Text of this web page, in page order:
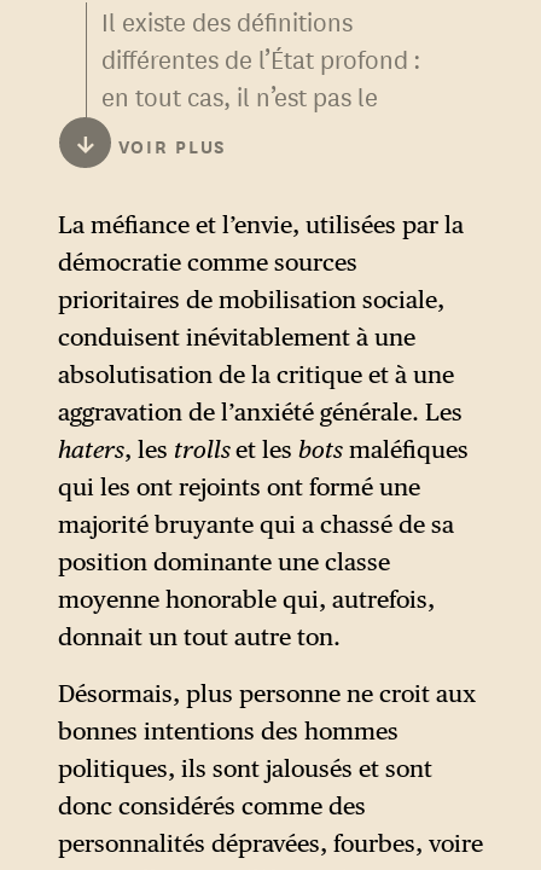
Il existe des définitions
différentes de l’État profond :
en tout cas, il n’est pas le
même en Turquie et aux États-
Unis. En Turquie, il s’agit
plutôt de vieilles structures
militaires, laïques, qui
s’opposent au régime de
Recep Erdogan (comme le
montre le putsch raté contre
son pouvoir islamique). Ni ces
cercles militaires, aujourd’hui
décimés, ni le régime
d’Erdogan ne peuvent être
qualifiés de démocratiques.
Aux États-Unis, il existe
certainement des structures
informelles qui exercent leur
influence sur le monde
politique, comme des
multinationales, par exemple.
Néanmoins, il y existe
également une presse libre et
↓ VOIR PLUS
La méfiance et l’envie, utilisées par la
démocratie comme sources
prioritaires de mobilisation sociale,
conduisent inévitablement à une
absolutisation de la critique et à une
aggravation de l’anxiété générale. Les
haters, les trollset les botsmaléfiques
qui les ont rejoints ont formé une
majorité bruyante qui a chassé de sa
position dominante une classe
moyenne honorable qui, autrefois,
donnait un tout autre ton.
Désormais, plus personne ne croit aux
bonnes intentions des hommes
politiques, ils sont jalousés et sont
donc considérés comme des
personnalités dépravées, fourbes, voire